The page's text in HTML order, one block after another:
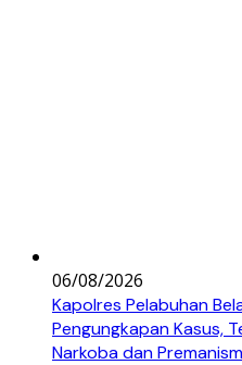
06/08/2026
Kapolres Pelabuhan
Pengungkapan Kasus,
Narkoba dan